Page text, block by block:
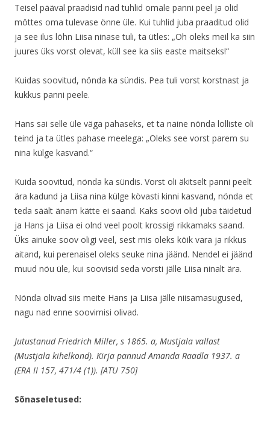
Teisel pääval praadisid nad tuhlid omale panni peel ja olid
möttes oma tulevase önne üle. Kui tuhlid juba praaditud olid
ja see ilus löhn Liisa ninase tuli, ta ütles: „Oh oleks meil ka siin
juures üks vorst olevat, küll see ka siis easte maitseks!“
Kuidas soovitud, nönda ka sündis. Pea tuli vorst korstnast ja
kukkus panni peele.
Hans sai selle üle väga pahaseks, et ta naine nönda lolliste oli
teind ja ta ütles pahase meelega: „Oleks see vorst parem su
nina külge kasvand.“
Kuida soovitud, nönda ka sündis. Vorst oli äkitselt panni peelt
ära kadund ja Liisa nina külge kövasti kinni kasvand, nönda et
teda säält änam kätte ei saand. Kaks soovi olid juba täidetud
ja Hans ja Liisa ei olnd veel poolt krossigi rikkamaks saand.
Üks ainuke soov oligi veel, sest mis oleks köik vara ja rikkus
aitand, kui perenaisel oleks seuke nina jäänd. Nendel ei jäänd
muud nöu üle, kui soovisid seda vorsti jälle Liisa ninalt ära.
Nönda olivad siis meite Hans ja Liisa jälle niisamasugused,
nagu nad enne soovimisi olivad.
Jutustanud Friedrich Miller, s 1865. a, Mustjala vallast
(Mustjala kihelkond). Kirja pannud Amanda Raadla 1937. a
(ERA II 157, 471/4 (1)). [ATU 750]
Sõnaseletused: